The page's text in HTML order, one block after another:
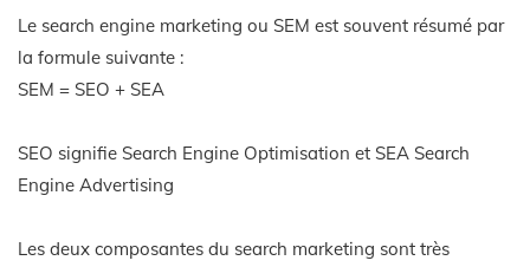
Le search engine marketing ou SEM est souvent résumé par
la formule suivante :
SEM = SEO + SEA
SEO signifie Search Engine Optimisation et SEA Search
Engine Advertising
Les deux composantes du search marketing sont très